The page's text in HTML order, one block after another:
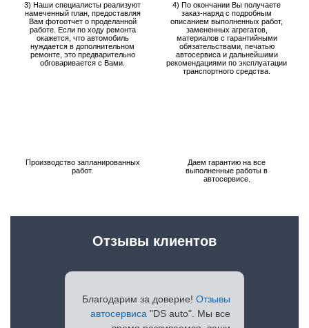
3) Наши специалисты реализуют
намеченный план, предоставляя
Вам фотоотчет о проделанной
работе. Если по ходу ремонта
окажется, что автомобиль
нуждается в дополнительном
ремонте, это предварительно
обговаривается с Вами.
4) По окончании Вы получаете
заказ-наряд с подробным
описанием выполненных работ,
замененных агрегатов,
материалов с гарантийными
обязательствами, печатью
автосервиса и дальнейшими
рекомендациями по эксплуатации
транспортного средства.
Производство запланированных
работ.
Даем гарантию на все
выполненные работы в
автосервисе.
Благодарим за доверие! Отзывы
автосервиса "DS auto". Мы все
Отзывы клиентов